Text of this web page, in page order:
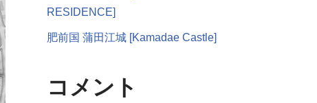
RESIDENCE]
肥前国 蒲田江城 [Kamadae Castle]
コメント